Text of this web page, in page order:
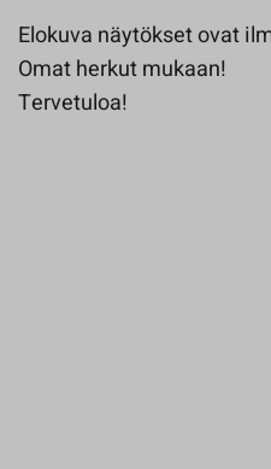
Elokuva näytökset ovat
Omat herkut mukaan!
Tervetuloa!